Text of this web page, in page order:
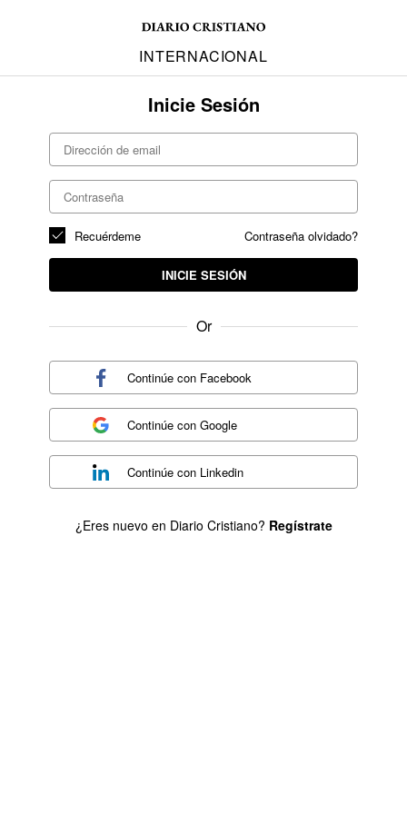
INTERNACIONAL
Inicie Sesión
Contraseña olvidado?
Recuérdeme
INICIE SESIÓN
Or
Continúe con Facebook
Continúe conGoogle
Continúe con Linkedin
¿Eres nuevo en Diario Cristiano? Regístrate